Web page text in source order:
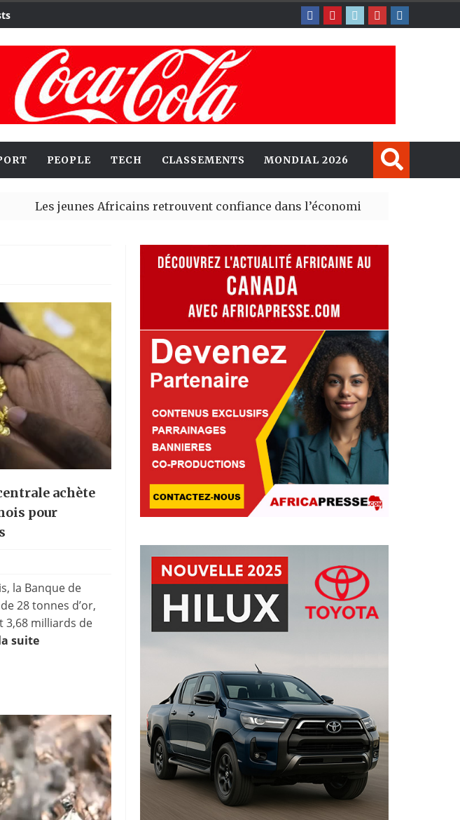
PEOPLE TECH CLASSEMENTS MONDIAL 2026
jeunes Africains retrouvent confiance dans l’économie, mais trois grands
achète
pour
la Banque de
28 tonnes d’or,
3,68 milliards de
suite